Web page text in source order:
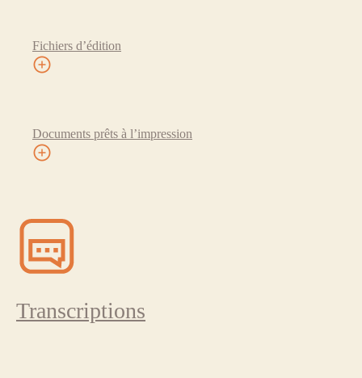
Fichiers d’édition
Documents prêts à l’impression
Transcriptions